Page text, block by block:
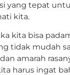
yang tepat
kita.
kita bisa
tidak mudah
amarah
harus ingat